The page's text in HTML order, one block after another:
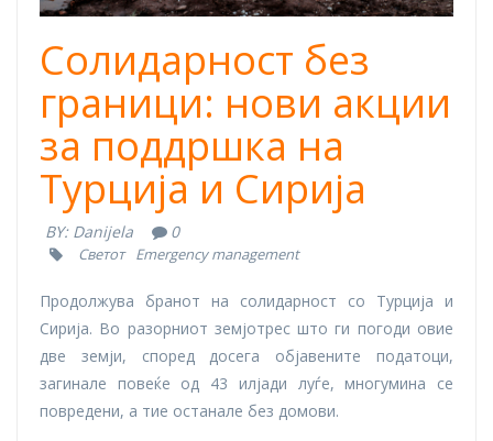
Солидарност без
граници: нови акции
за поддршка на
Турција и Сирија
BY: Danijela 0
Светот Emergency management
Продолжува бранот на солидарност со Турција и
Сирија. Во разорниот земјотрес што ги погоди овие
две земји, според досега објавените податоци,
загинале повеќе од 43 илјади луѓе, многумина се
повредени, а тие останале без домови.